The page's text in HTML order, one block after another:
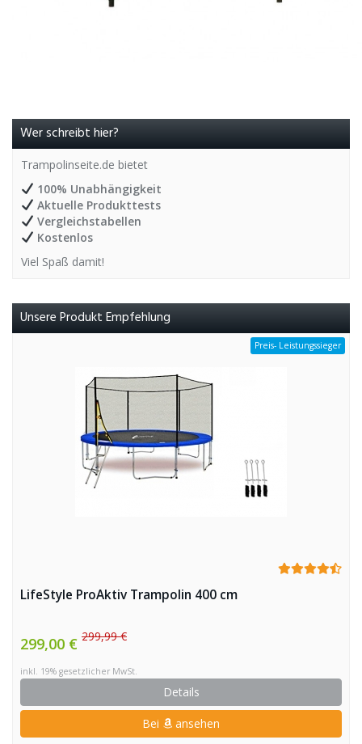
Wer schreibt hier?
Trampolinseite.de bietet
100% Unabhängigkeit
Aktuelle Produkttests
Vergleichstabellen
Kostenlos
Viel Spaß damit!
Unsere Produkt Empfehlung
Preis- Leistungssieger
LifeStyle ProAktiv Trampolin 400 cm
299,00 € 299,99 €
inkl. 19% gesetzlicher MwSt.
Details
Bei ansehen